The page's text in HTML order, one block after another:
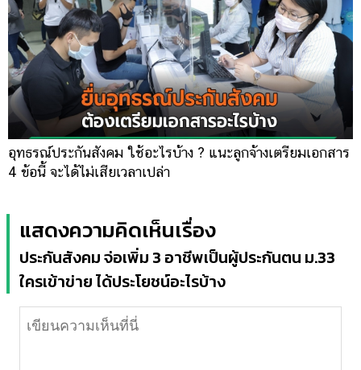
อุทธรณ์ประกันสังคม ใช้อะไรบ้าง ? แนะลูกจ้างเตรียมเอกสาร
4 ข้อนี้ จะได้ไม่เสียเวลาเปล่า
แสดงความคิดเห็นเรื่อง
ประกันสังคม จ่อเพิ่ม 3 อาชีพเป็นผู้ประกันตน ม.33
ใครเข้าข่าย ได้ประโยชน์อะไรบ้าง